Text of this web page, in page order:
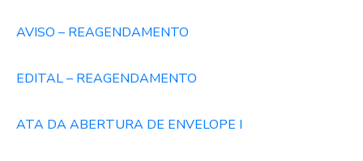
AVISO – REAGENDAMENTO
EDITAL – REAGENDAMENTO
ATA DA ABERTURA DE ENVELOPE I